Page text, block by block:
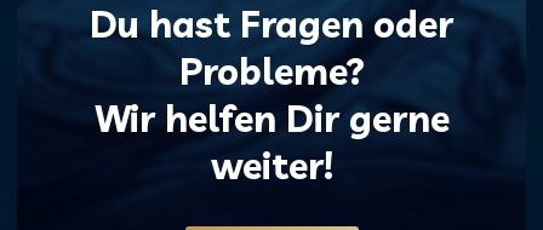
Du hast Fragen oder
Probleme?
Wir helfen Dir gerne
weiter!